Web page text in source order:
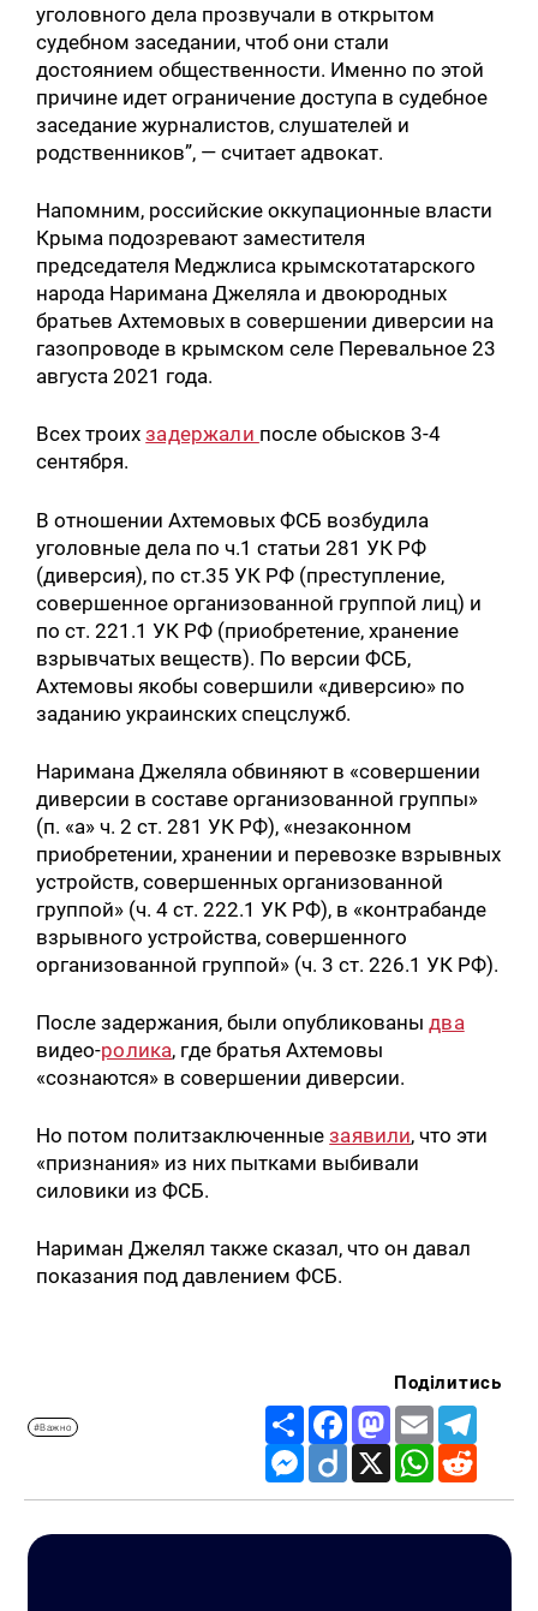
уголовного дела прозвучали в открытом
судебном заседании, чтоб они стали
достоянием общественности. Именно по этой
причине идет ограничение доступа в судебное
заседание журналистов, слушателей и
родственников”, — считает адвокат.
Напомним, российские оккупационные власти
Крыма подозревают заместителя
председателя Меджлиса крымскотатарского
народа Наримана Джеляла и двоюродных
братьев Ахтемовых в совершении диверсии на
газопроводе в крымском селе Перевальное 23
августа 2021 года.
Всех троихзадержали после обысков 3-4
сентября.
В отношении Ахтемовых ФСБ возбудила
уголовные дела по ч.1 статьи 281 УК РФ
(диверсия), по ст.35 УК РФ (преступление,
совершенное организованной группой лиц) и
по ст. 221.1 УК РФ (приобретение, хранение
взрывчатых веществ). По версии ФСБ,
Ахтемовы якобы совершили «диверсию» по
заданию украинских спецслужб.
Наримана Джеляла обвиняют в «совершении
диверсии в составе организованной группы»
(п. «а» ч. 2 ст. 281 УК РФ), «незаконном
приобретении, хранении и перевозке взрывных
устройств, совершенных организованной
группой» (ч. 4 ст. 222.1 УК РФ), в «контрабанде
взрывного устройства, совершенного
организованной группой» (ч. 3 ст. 226.1 УК РФ).
После задержания, были опубликованыдва
видео-ролика, где братья Ахтемовы
«сознаются» в совершении диверсии.
Но потом политзаключенныезаявили, что эти
«признания» из них пытками выбивали
силовики из ФСБ.
Нариман Джелял также сказал, что он давал
показания под давлением ФСБ.
#Важно
Поділитись
Share FacebookMastodon
Email
Messenger
Diigo X WhatsApp